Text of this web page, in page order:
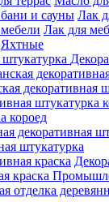
Лак
Лак для
Яхтные
декоративная
короед
штукатурка